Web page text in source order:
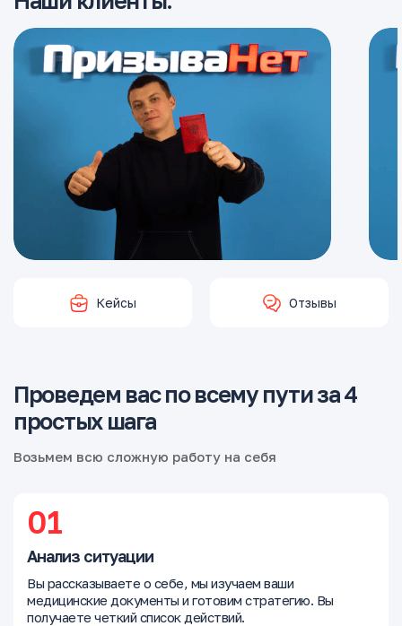
Кейсы Отзывы
Проведем вас по всему пути за 4
простых шага
Возьмем всю сложную работу на себя
01
Анализ ситуации
Вы рассказываете о себе, мы изучаем ваши
медицинские документы и готовим стратегию. Вы
получаете четкий список действий.